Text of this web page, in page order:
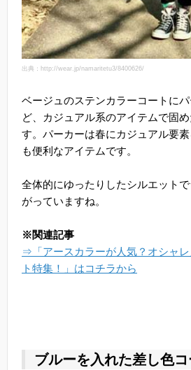
出典：http://wear.jp/namaritetu3/8400626/
ベージュのステンカラーコートに
ど、カジュアル系のアイテムで固
す。パーカーは春にカジュアル要
も便利なアイテムです。
全体的にゆったりしたシルエット
がっていますね。
※関連記事
⇒「アースカラーが人気？オシャ
ト特集！」はコチラから
ブルーを入れた差し色